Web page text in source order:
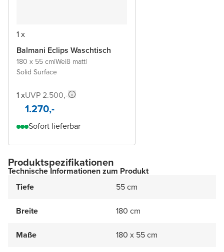
1 x
Balmani Eclips Waschtisch
180 x 55 cm|Weiß matt|
Solid Surface
1 xUVP 2.500,-
1.270,-
Sofort lieferbar
Produktspezifikationen
Technische Informationen zum Produkt
Tiefe
55 cm
Breite 180 cm
Maße
180 x 55 cm